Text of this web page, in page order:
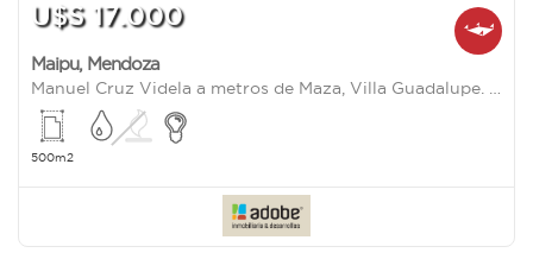
U$S 17.000
Maipu, Mendoza
Manuel Cruz Videla a metros de Maza, Villa Guadalupe. Cruz de Piedra Maipu
500m2